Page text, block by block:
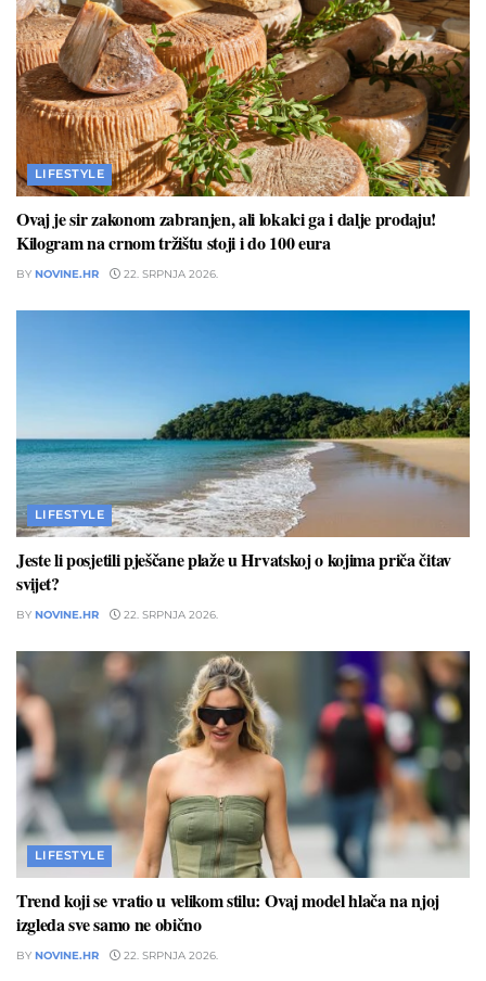
LIFESTYLE
Ovaj je sir zakonom zabranjen, ali lokalci ga i dalje prodaju!
Kilogram na crnom tržištu stoji i do 100 eura
BY NOVINE.HR 22. SRPNJA 2026.
LIFESTYLE
Jeste li posjetili pješčane plaže u Hrvatskoj o kojima priča čitav
svijet?
BY NOVINE.HR 22. SRPNJA 2026.
LIFESTYLE
Trend koji se vratio u velikom stilu: Ovaj model hlača na njoj
izgleda sve samo ne obično
BY NOVINE.HR 22. SRPNJA 2026.